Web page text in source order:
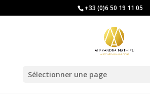
+33 (0)6 50 19 11 05
Sélectionner une page